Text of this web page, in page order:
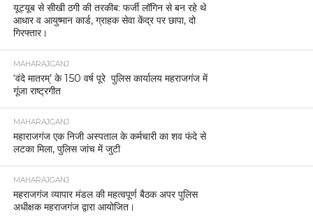
यूट्यूब से सीखी ठगी की तरकीब: फर्जी लॉगिन से बन रहे थे
आधार व आयुष्मान कार्ड, ग्राहक सेवा केंद्र पर छापा, दो
गिरफ्तार।
MAHARAJGANJ
‘वंदे मातरम्’ के 150 वर्ष पूरे पुलिस कार्यालय महराजगंज में
गूंजा राष्ट्रगीत
MAHARAJGANJ
महाराजगंज एक निजी अस्पताल के कर्मचारी का शव फंदे से
लटका मिला, पुलिस जांच में जुटी
MAHARAJGANJ
महराजगंज व्यापार मंडल की महत्वपूर्ण बैठक अपर पुलिस
अधीक्षक महराजगंज द्वारा आयोजित।